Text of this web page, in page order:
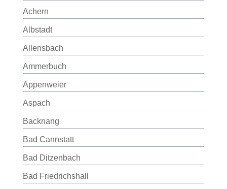
Achern
Albstadt
Allensbach
Ammerbuch
Appenweier
Aspach
Backnang
Bad Cannstatt
Bad Ditzenbach
Bad Friedrichshall